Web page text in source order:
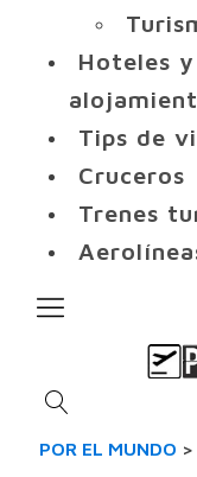
Hoteles y
Tips de
Cruceros
Trenes
POR EL MUNDO >